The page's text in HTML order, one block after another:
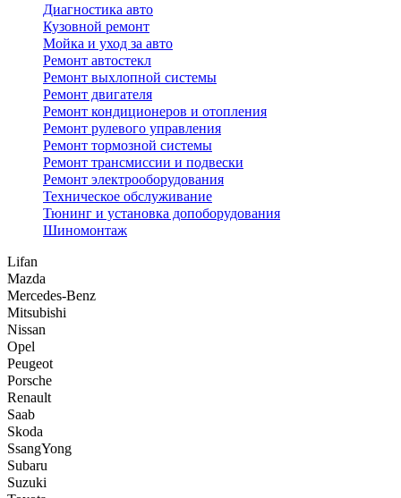
Диагностика авто
Кузовной ремонт
Мойка и уход за авто
Ремонт автостекл
Ремонт выхлопной системы
Ремонт двигателя
Ремонт кондиционеров и отопления
Ремонт рулевого управления
Ремонт тормозной системы
Ремонт трансмиссии и подвески
Ремонт электрооборудования
Техническое обслуживание
Тюнинг и установка допоборудования
Шиномонтаж
Lifan
Mazda
Mercedes-Benz
Mitsubishi
Nissan
Opel
Peugeot
Porsche
Renault
Saab
Skoda
SsangYong
Subaru
Suzuki